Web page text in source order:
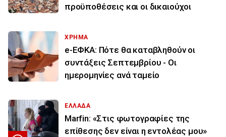
προϋποθέσεις και οι δικαιούχοι
ΧΡΗΜΑ
e-ΕΦΚΑ: Πότε θα καταβληθούν οι
συντάξεις Σεπτεμβρίου - Οι
ημερομηνίες ανά ταμείο
ΕΛΛΑΔΑ
Marfin: «Στις φωτογραφίες της
επίθεσης δεν είναι η εντολέας μου»